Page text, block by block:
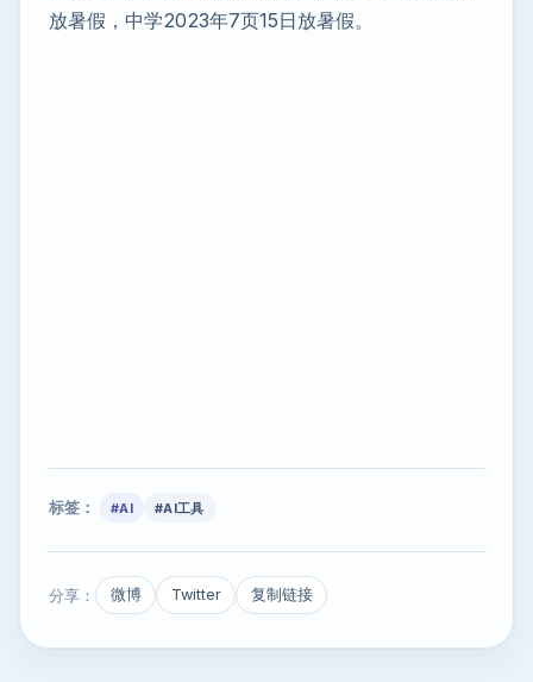
放暑假，中学2023年7页15日放暑假。
标签： #AI #AI工具
分享： 微博 Twitter 复制链接